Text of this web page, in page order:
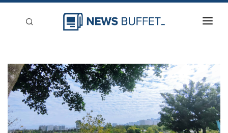
新聞稿分類
登入
刊登